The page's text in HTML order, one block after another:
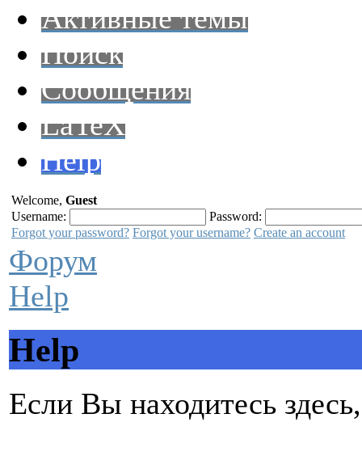
Активные темы
Поиск
Сообщения
LaTeX
Help
Welcome, Guest
Username:
Password:
Forgot your password? Forgot your username? Create an account
Форум
Help
Help
Если Вы находитесь